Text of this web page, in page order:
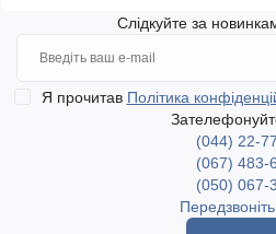
Слідкуйте за
Я прочитав Політика
(044) 22-
(067) 483-
(050) 067-